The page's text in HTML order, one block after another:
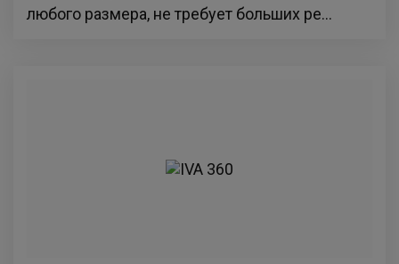
любого размера, не требует больших ре...